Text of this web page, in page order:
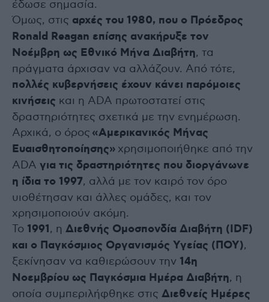
έδωσε σημασία.
Όμως, στις αρχές του 1980, που ο Πρόεδρος
Ronald Reagan επίσης ανακήρυξε τον
Νοέμβρη ως Εθνικό Μήνα Διαβήτη, τα
πράγματα άρχισαν να αλλάζουν. Από τότε,
πολλές κυβερνήσεις έχουν κάνει παρόμοιες
κινήσεις και η ADA πρωτοστατεί στις
δραστηριότητες σχετικά με την ενημέρωση.
Αρχικά, ο όρος «Αμερικανικός Μήνας
Ευαισθητοποίησης» χρησιμοποιήθηκε από την
ADA για τις δραστηριότητες που διοργάνωνε
η ίδια το 1997, αλλά με τον καιρό τον όρο
υιοθέτησαν και άλλες ομάδες, και τον
χρησιμοποιούν ακόμη.
Το 1991, η Διεθνής Ομοσπονδία Διαβήτη (IDF)
και ο Παγκόσμιος Οργανισμός Υγείας (ΠΟΥ),
ξεκίνησαν να καθιερώσουν την 14η
Νοεμβρίου ως Παγκόσμια Ημέρα Διαβήτη, η
οποία συμπεριλήφθηκε στις Διεθνείς Ημέρες